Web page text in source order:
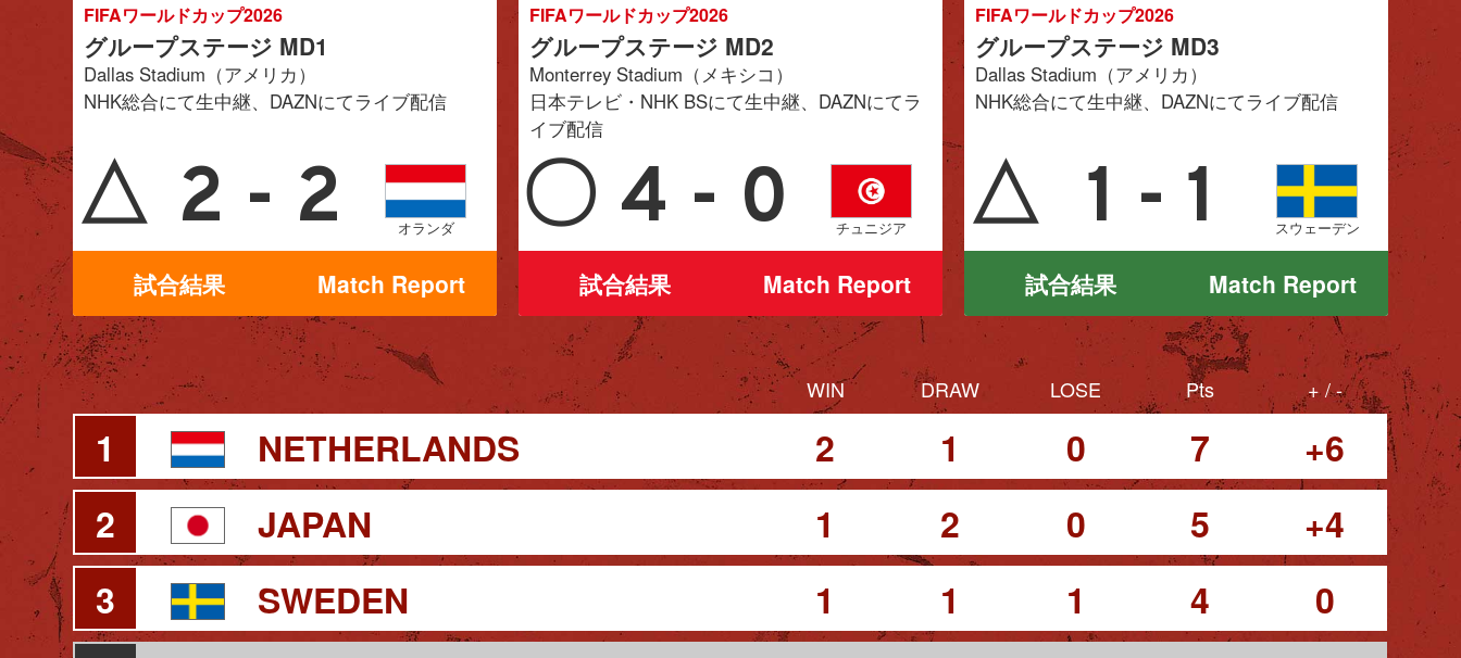
FIFAワールドカップ2026
グループステージ MD1
Dallas Stadium（アメリカ）
NHK総合にて生中継、DAZNにてライブ配信
△ 2 - 2 オランダ
試合結果 Match Report
FIFAワールドカップ2026
グループステージ MD2
Monterrey Stadium（メキシコ）
日本テレビ・NHK BSにて生中継、DAZNにてラ
イブ配信
〇 4 - 0 チュニジア
試合結果 Match Report
FIFAワールドカップ2026
グループステージ MD3
Dallas Stadium（アメリカ）
NHK総合にて生中継、DAZNにてライブ配信
△ 1 - 1 スウェーデン
試合結果 Match Report
WIN DRAW LOSE Pts + / -
1 NETHERLANDS 2 1 0 7
+6
2
JAPAN 1 2 0 5
+4
3
SWEDEN 1 1 1 4
0